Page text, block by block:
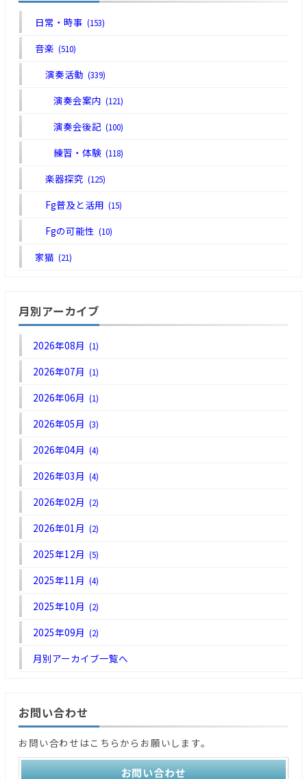
日常・時事(153)
音楽(510)
演奏活動(339)
演奏会案内(121)
演奏会後記(100)
練習・体験(118)
楽器探究(125)
Fg普及と活用(15)
Fgの可能性(10)
家猫(21)
月別アーカイブ
2026年08月(1)
2026年07月(1)
2026年06月(1)
2026年05月(3)
2026年04月(4)
2026年03月(4)
2026年02月(2)
2026年01月(2)
2025年12月(5)
2025年11月(4)
2025年10月(2)
2025年09月(2)
月別アーカイブ一覧へ
お問い合わせ
お問い合わせはこちらからお願いします。
お問い合わせ